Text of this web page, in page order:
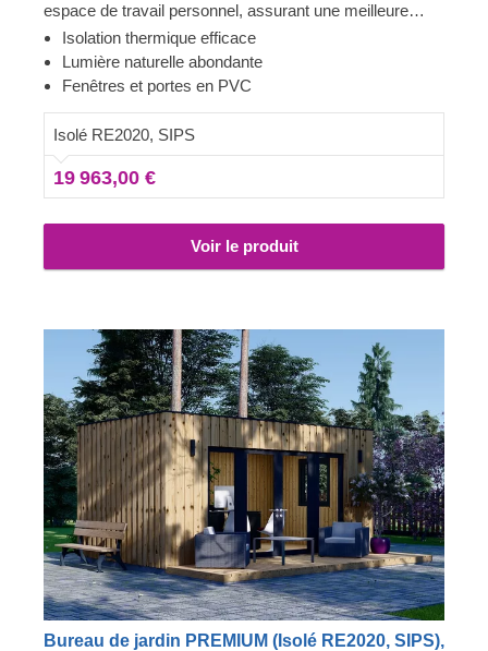
espace de travail personnel, assurant une meilleure
productivité et un confort absolu. Disponibles en
plusieurs tailles, nos modèles en SIPs présentent un
look contemporain élégant, un revêtement vertical
qui laissent entrer une superbe luminosité.
Isolation thermique efficace
Lumière naturelle abondante
Fenêtres et portes en PVC
Isolé RE2020, SIPS
19 963,00 €
Voir le produit
Bureau de jardin PREMIUM (Isolé RE2020, SIPS),